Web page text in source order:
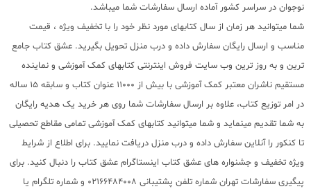
نوجوان در سراسر کشور آماده ارسال سفارشات شما میباشد.
شما میتوانید هر زمان از سال کتابهای مورد نظر خود را با تخفیف ویژه ، قیمت
مناسب و ارسال رایگان سفارش داده و درب منزل تحویل بگیرید. عشق کتاب جامع
ترین و به روز ترین وب سایت فروش اینترنتی کتابهای کمک آموزشی و نماینده
مستقیم ناشران معتبر کمک آموزشی با بیش از 11000 عنوان کتاب و سابقه 15 ساله
در امر توزیع کتاب، علاوه بر ارسال سفارشات شما روی هر خرید یک هدیه رایگان
به شما تقدیم مینماید و شما میتوانید کتابهای کمک آموزشی تمامی مقاطع تحصیلی
تا کنکور را آنلاین سفارش داده و درب منزل دریافت نمایید. برای اطلاع از شرایط
ویژه تخفیف و جشنواره های عشق کتاب اینستاگرام عشق کتاب را دنبال کنید. برای
پیگیری سفارشات تهران شماره تلفن پشتیبانی 02166484008 و شماره تلگرام یا